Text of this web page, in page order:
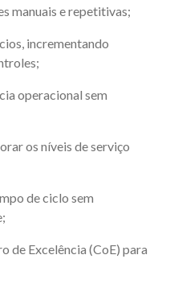
manuais e repetitivas;
incrementando
operacional sem
os níveis de serviço
de ciclo sem
de Excelência (CoE) para